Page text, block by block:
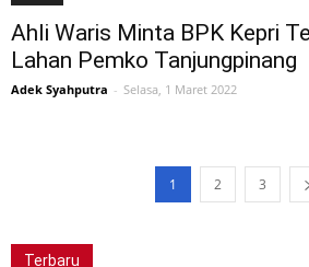
Ahli Waris Minta BPK Kepri
Lahan Pemko Tanjungpinang
Adek Syahputra - Selasa, 1 Maret 2022
1 2 3
Terbaru